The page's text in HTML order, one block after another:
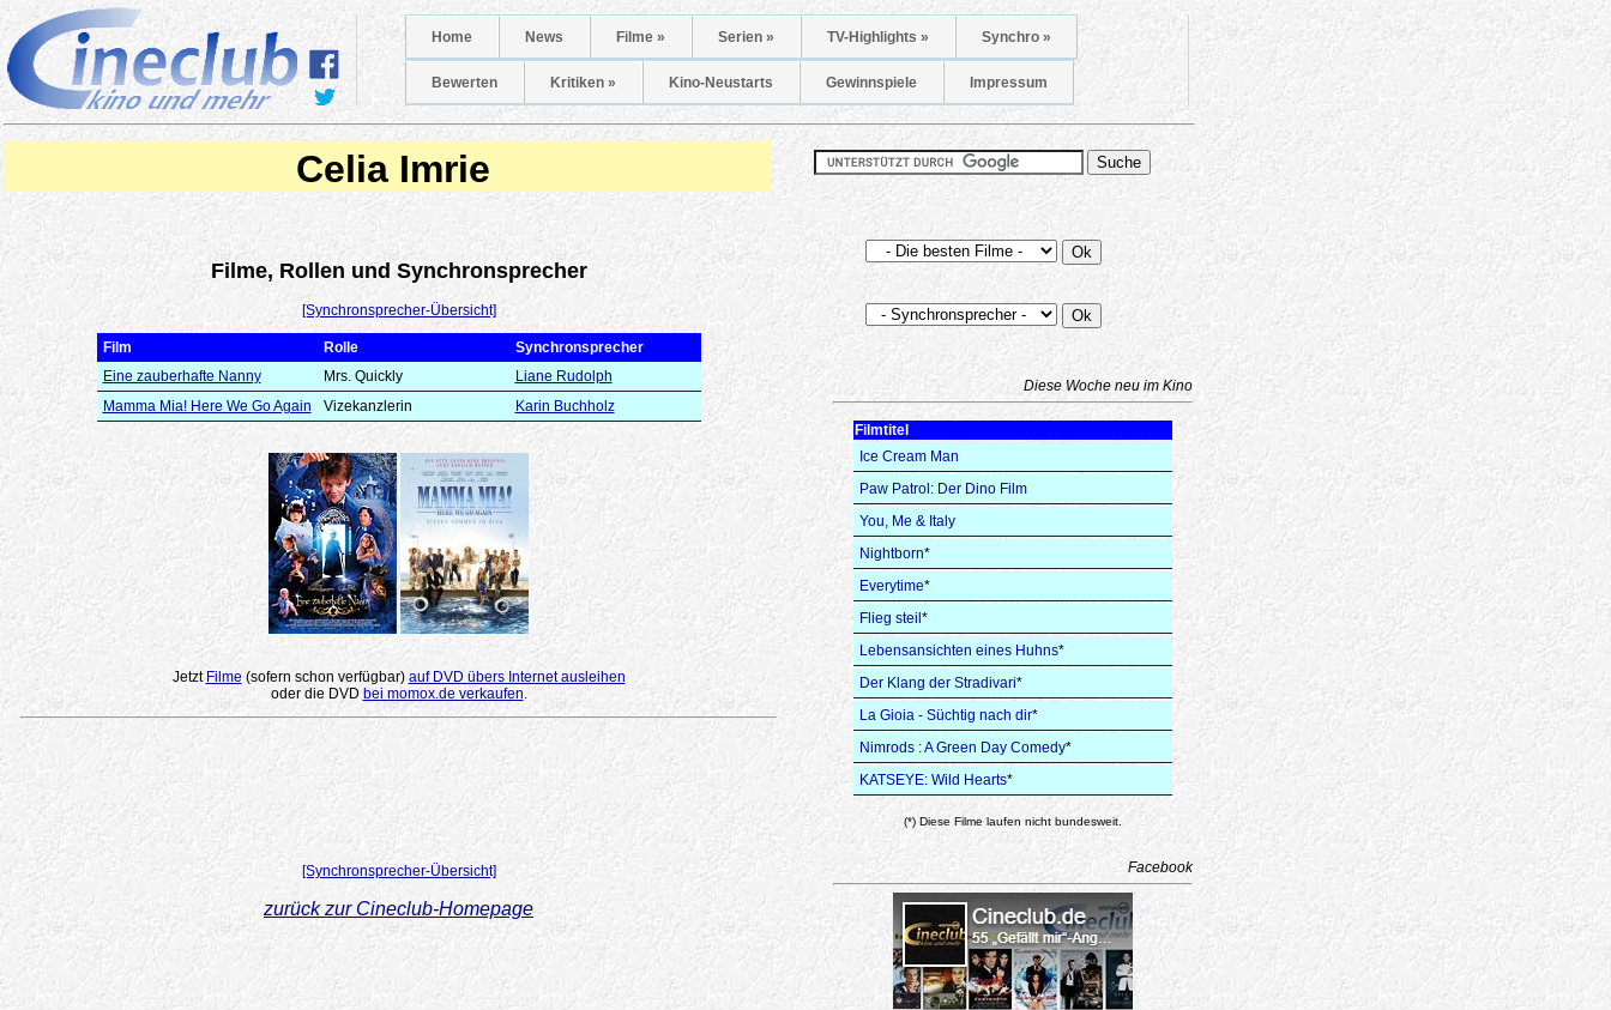
Home News Filme » Serien » TV-Highlights » Synchro »
Bewerten Kritiken » Kino-Neustarts Gewinnspiele Impressum
Celia Imrie
Filme, Rollen und Synchronsprecher
[Synchronsprecher-Übersicht]
Film Rolle
Synchronsprecher
Eine zauberhafte Nanny
Mrs. Quickly
Liane Rudolph
Mamma Mia! Here We Go Again
Vizekanzlerin Karin Buchholz
JetztFilme(sofern schon verfügbar) auf DVD übers Internet ausleihen
oder die DVD bei momox.de verkaufen.
[Synchronsprecher-Übersicht]
zurück zur Cineclub-Homepage
Diese Woche neu im Kino
Filmtitel
Ice Cream Man
Paw Patrol: Der Dino Film
You, Me & Italy
Nightborn*
Everytime*
Flieg steil *
Lebensansichten eines Huhns*
Der Klang der Stradivari*
La Gioia - Süchtig nach dir*
Nimrods : A Green Day Comedy*
KATSEYE: Wild Hearts*
(*) Diese Filme laufen nicht bundesweit.
Facebook